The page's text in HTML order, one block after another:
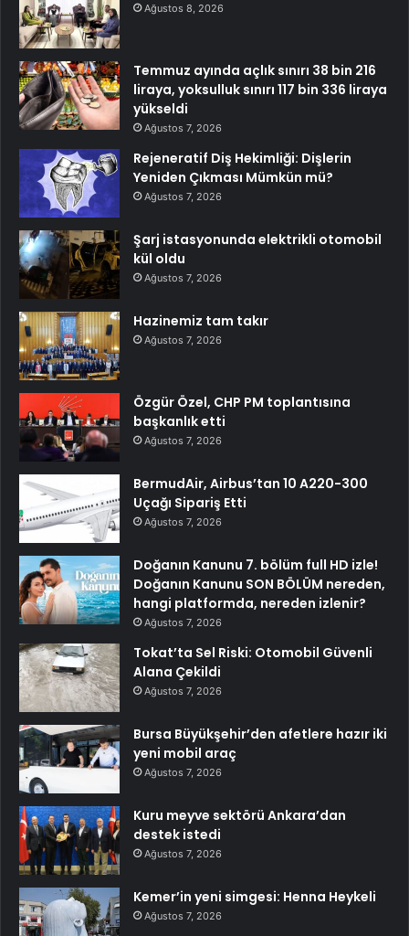
Ağustos 8, 2026
Temmuz ayında açlık sınırı 38 bin 216
liraya, yoksulluk sınırı 117 bin 336 liraya
yükseldi
Ağustos 7, 2026
Rejeneratif Diş Hekimliği: Dişlerin
Yeniden Çıkması Mümkün mü?
Ağustos 7, 2026
Şarj istasyonunda elektrikli otomobil
kül oldu
Ağustos 7, 2026
Hazinemiz tam takır
Ağustos 7, 2026
Özgür Özel, CHP PM toplantısına
başkanlık etti
Ağustos 7, 2026
BermudAir, Airbus’tan 10 A220-300
Uçağı Sipariş Etti
Ağustos 7, 2026
Doğanın Kanunu 7. bölüm full HD izle!
Doğanın Kanunu SON BÖLÜM nereden,
hangi platformda, nereden izlenir?
Ağustos 7, 2026
Tokat’ta Sel Riski: Otomobil Güvenli
Alana Çekildi
Ağustos 7, 2026
Bursa Büyükşehir’den afetlere hazır iki
yeni mobil araç
Ağustos 7, 2026
Kuru meyve sektörü Ankara’dan
destek istedi
Ağustos 7, 2026
Kemer’in yeni simgesi: Henna Heykeli
Ağustos 7, 2026